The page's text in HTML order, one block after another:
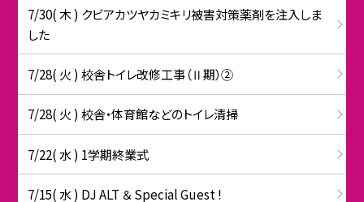
7/30( 木 ) クビアカツヤカミキリ被害対策薬剤を注入しま
した
7/28( 火 ) 校舎トイレ改修工事（Ⅱ期）②
7/28( 火 ) 校舎・体育館などのトイレ清掃
7/22( 水 ) 1学期終業式
7/15( 水 ) DJ ALT ＆ Special Guest !